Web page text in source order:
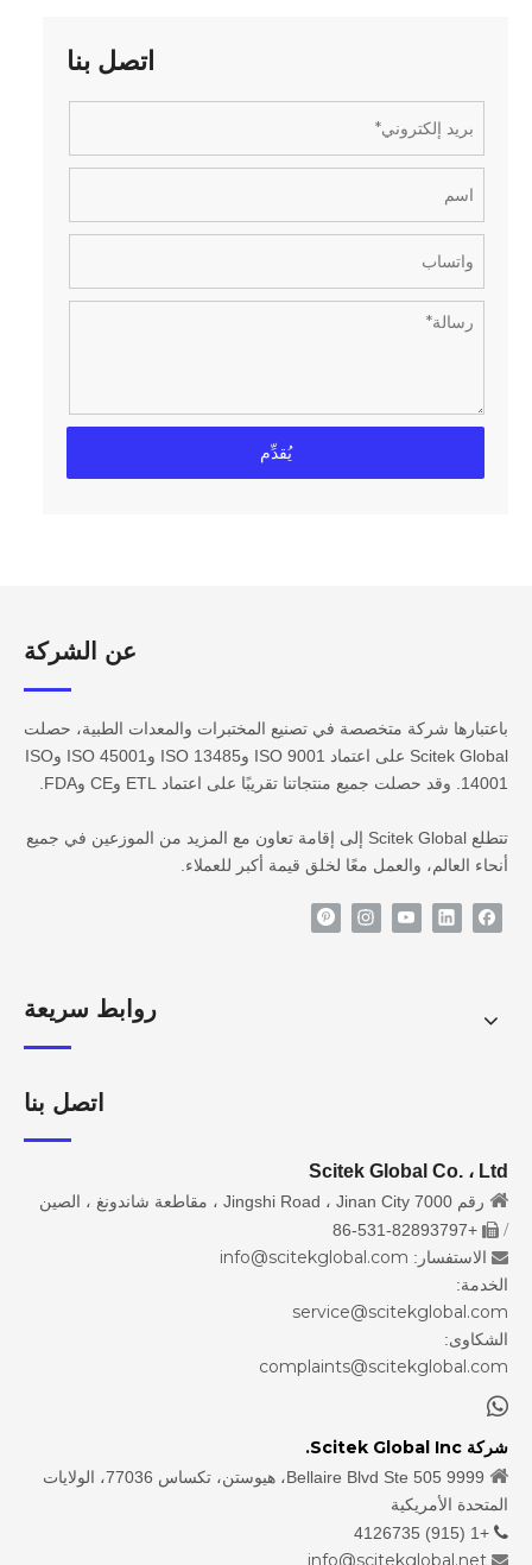
اتصل بنا
يُقدِّم
عن الشركة​​​​​​
باعتبارها شركة متخصصة في تصنيع المختبرات والمعدات الطبية، حصلت
Scitek Global على اعتماد ISO 9001 وISO 13485 وISO 45001 وISO
14001. وقد حصلت جميع منتجاتنا تقريبًا على اعتماد ETL وCE وFDA.
تتطلع Scitek Global إلى إقامة تعاون مع المزيد من الموزعين في جميع
أنحاء العالم، والعمل معًا لخلق قيمة أكبر للعملاء.
روابط سريعة
اتصل بنا
Scitek Global Co. ، Ltd
 رقم 7000 Jingshi Road ، Jinan City ، مقاطعة شاندونغ ، الصين
/

+86-531-82893797
 الاستفسار: info@scitekglobal.com
الخدمة:
service@scitekglobal.com
الشكاوى:
complaints@scitekglobal.com

شركة Scitek Global Inc.

9999 Bellaire Blvd Ste 505، هيوستن، تكساس 77036، الولايات
المتحدة الأمريكية

+1 (915) 4126735

info@scitekglobal.net